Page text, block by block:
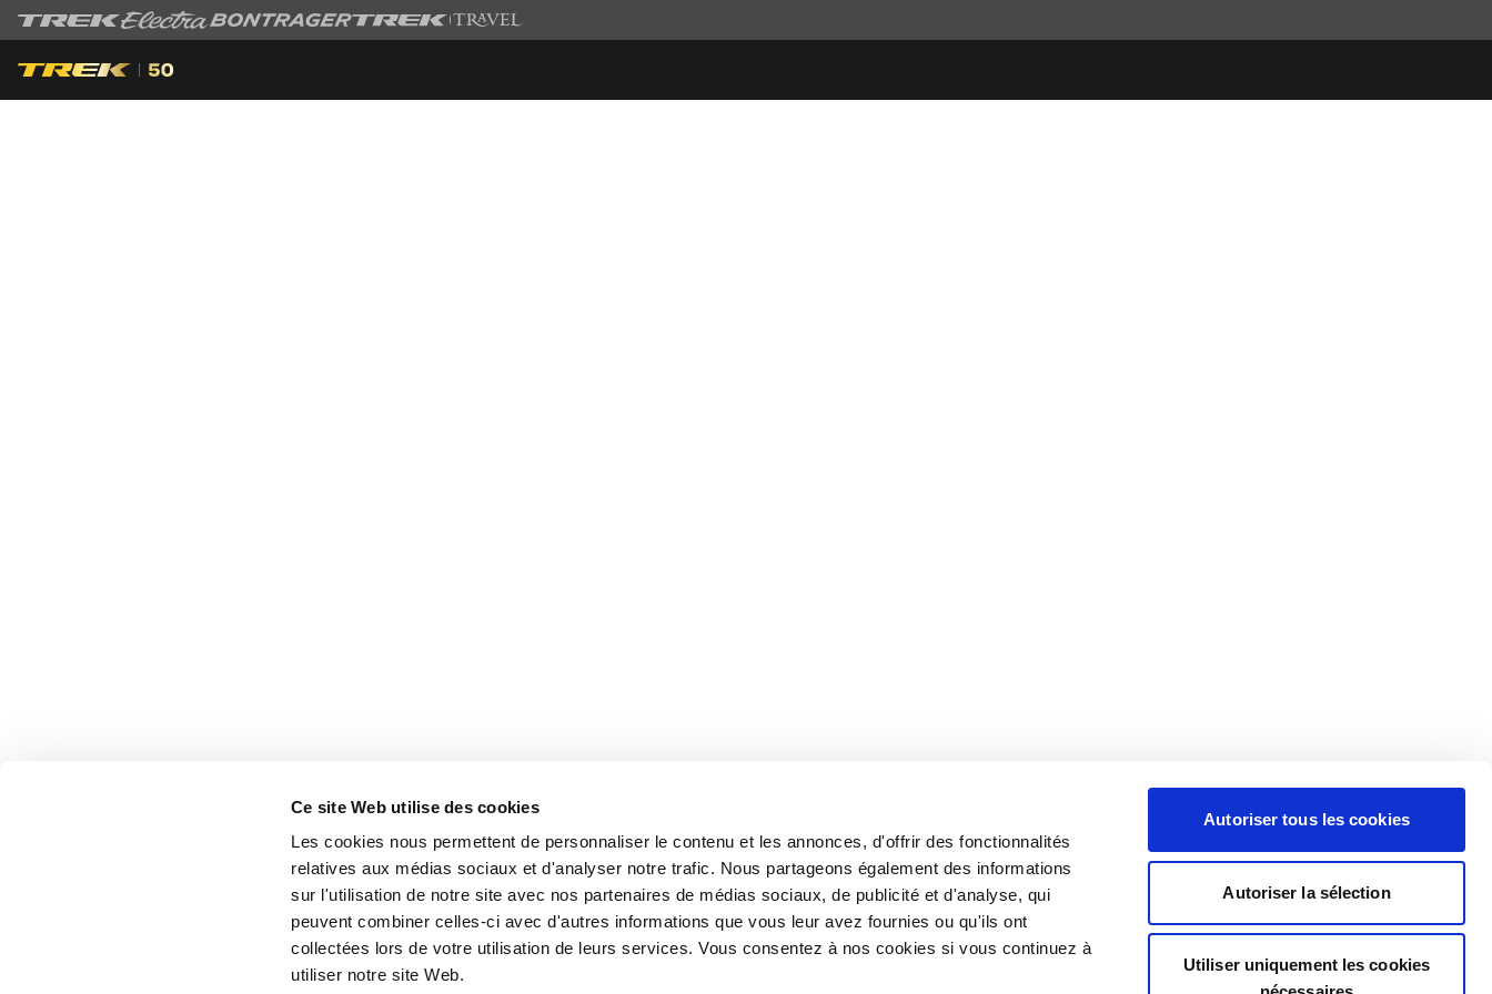
Ce site Web utilise des cookies
Les cookies nous permettent de personnaliser le contenu et les annonces, d'offrir des fonctionnalités
relatives aux médias sociaux et d'analyser notre trafic. Nous partageons également des informations
sur l'utilisation de notre site avec nos partenaires de médias sociaux, de publicité et d'analyse, qui
peuvent combiner celles-ci avec d'autres informations que vous leur avez fournies ou qu'ils ont
collectées lors de votre utilisation de leurs services. Vous consentez à nos cookies si vous continuez à
utiliser notre site Web.
Autoriser tous les cookies
Autoriser la sélection
Utiliser uniquement les cookies